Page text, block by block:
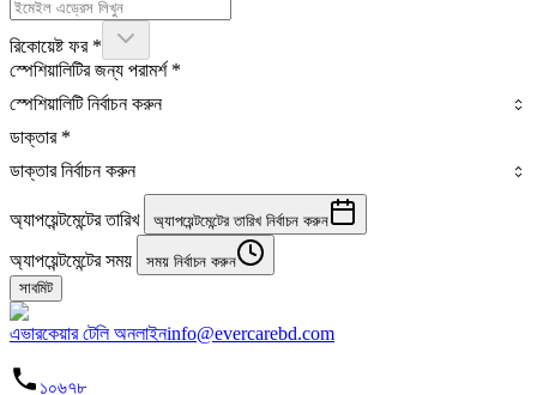
রিকোয়েষ্ট ফর *
স্পেশিয়ালিটির জন্য পরামর্শ *
স্পেশিয়ালিটি নির্বাচন করুন
ডাক্তার *
ডাক্তার নির্বাচন করুন
অ্যাপয়েন্টমেন্টের তারিখ অ্যাপয়েন্টমেন্টের তারিখ নির্বাচন করুন
অ্যাপয়েন্টমেন্টের সময়
সময় নির্বাচন করুন
সাবমিট
এভারকেয়ার টেলি অনলাইনinfo@evercarebd.com
১০৬৭৮